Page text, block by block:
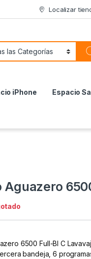
Localizar
iPhone Espacio
Aguazero
6500 Full-BI C
bandeja, 6